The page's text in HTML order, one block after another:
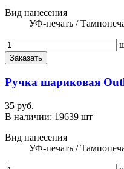
Вид нанесения
УФ-печать /
Заказать
Ручка шариковая
35 руб.
В наличии: 19639 шт
Вид нанесения
УФ-печать /